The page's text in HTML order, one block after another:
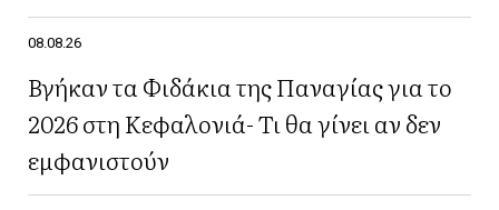
08.08.26
Βγήκαν τα Φιδάκια της Παναγίας για το
2026 στη Κεφαλονιά- Τι θα γίνει αν δεν
εμφανιστούν